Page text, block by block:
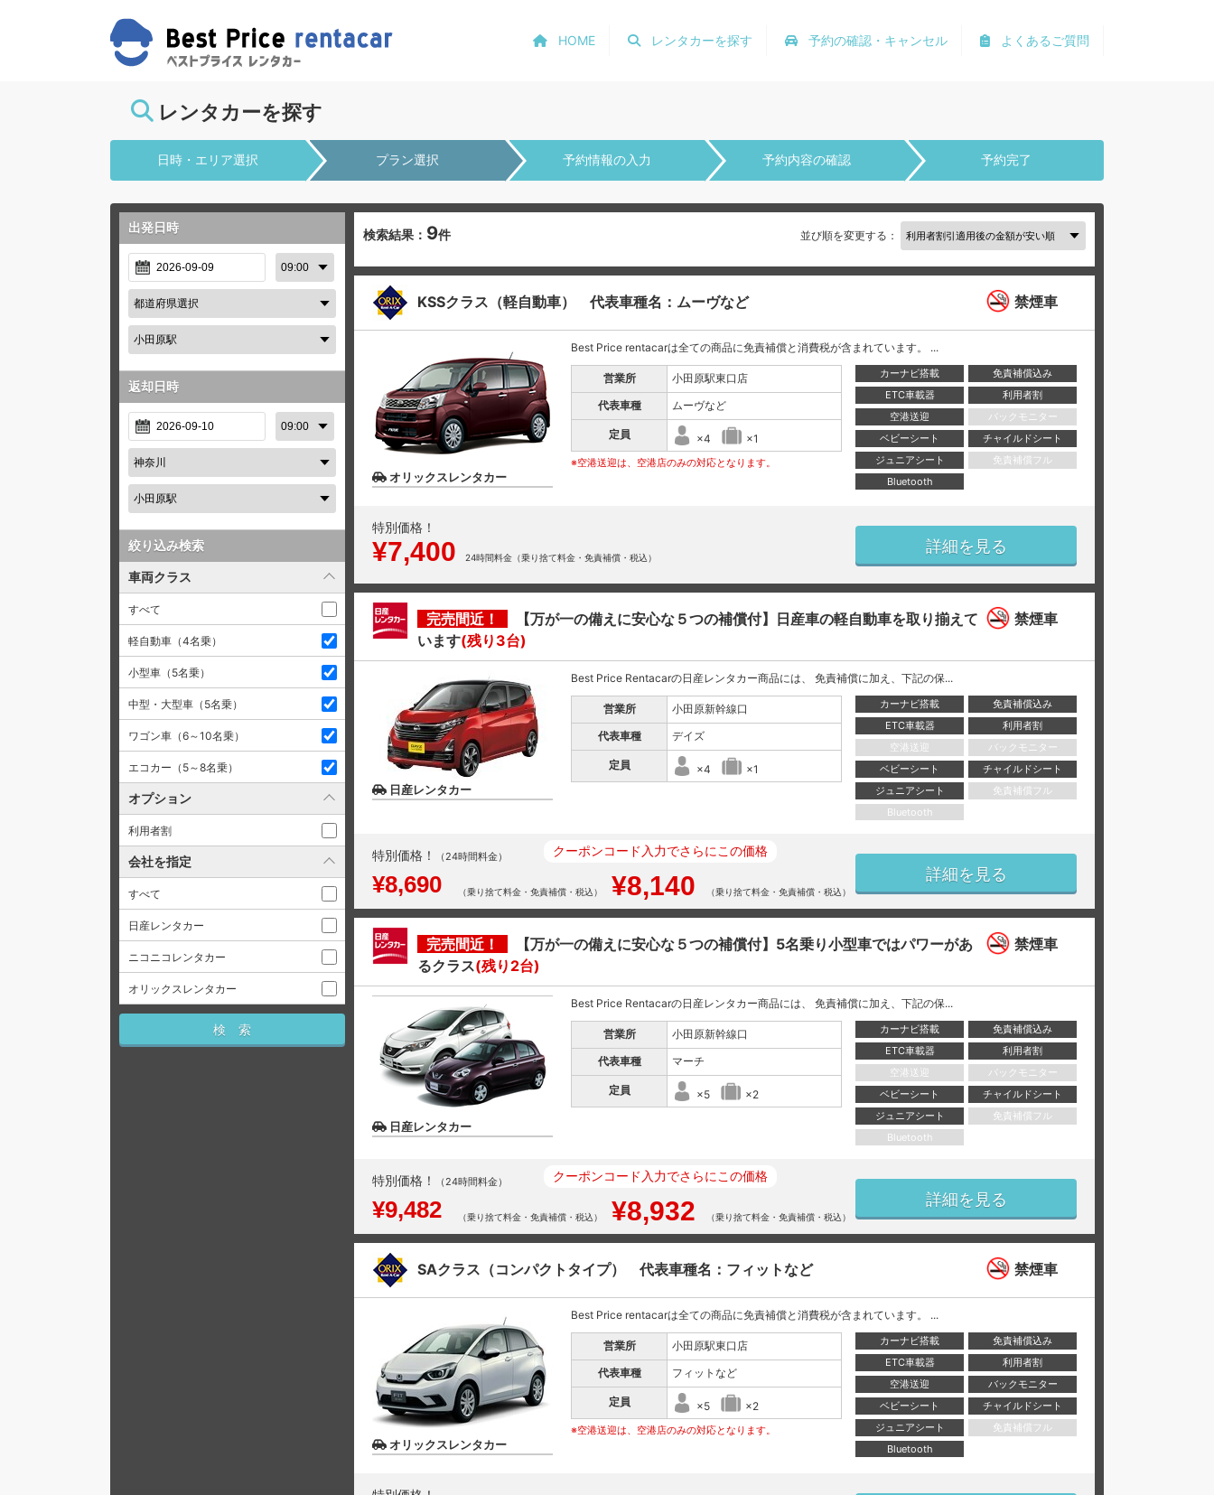
よくあるご質問
予約の確認・キャンセル
レンタカーを探す
HOME
レンタカーを探す
日時・エリア選択 プラン選択 予約情報の入力 予約内容の確認 予約完了
出発日時
返却日時
絞り込み検索
車両クラス
すべて
軽自動車（4名乗）
小型車（5名乗）
中型・大型車（5名乗）
ワゴン車（6～10名乗）
エコカー（5～8名乗）
オプション
利用者割
会社を指定
すべて
日産レンタカー
ニコニコレンタカー
オリックスレンタカー
検索結果： 9件 並び順を変更する：
KSSクラス（軽自動車） 代表車種名：ムーヴなど 禁煙車
オリックスレンタカー
Best Price rentacarは全ての商品に免責補償と消費税が含まれています。 ...
営業所
小田原駅東口店
代表車種
ムーヴなど
定員 ×4 ×1
※空港送迎は、空港店のみの対応となります。
カーナビ搭載
免責補償込み
ETC車載器
利用者割
空港送迎
バックモニター
ベビーシート
チャイルドシート
ジュニアシート
免責補償フル
Bluetooth
特別価格！
¥7,400 24時間料金（乗り捨て料金・免責補償・税込）
詳細を見る
完売間近！
【万が一の備えに安心な５つの補償付】日産車の軽自動車を取り揃えて
います(残り3台)
禁煙車
日産レンタカー
Best Price Rentacarの日産レンタカー商品には、 免責補償に加え、下記の保...
営業所
小田原新幹線口
代表車種
デイズ
定員 ×4 ×1
カーナビ搭載
免責補償込み
ETC車載器
利用者割
空港送迎
バックモニター
ベビーシート
チャイルドシート
ジュニアシート
免責補償フル
Bluetooth
特別価格！ （24時間料金）
¥8,690 （乗り捨て料金・免責補償・税込）
クーポンコード入力でさらにこの価格
¥8,140 （乗り捨て料金・免責補償・税込）
詳細を見る
完売間近！
【万が一の備えに安心な５つの補償付】5名乗り小型車ではパワーがあ
るクラス(残り2台)
禁煙車
日産レンタカー
Best Price Rentacarの日産レンタカー商品には、 免責補償に加え、下記の保...
営業所
小田原新幹線口
代表車種
マーチ
定員 ×5 ×2
カーナビ搭載
免責補償込み
ETC車載器
利用者割
空港送迎
バックモニター
ベビーシート
チャイルドシート
ジュニアシート
免責補償フル
Bluetooth
特別価格！ （24時間料金）
¥9,482 （乗り捨て料金・免責補償・税込）
クーポンコード入力でさらにこの価格
¥8,932 （乗り捨て料金・免責補償・税込）
詳細を見る
SAクラス（コンパクトタイプ） 代表車種名：フィットなど 禁煙車
オリックスレンタカー
Best Price rentacarは全ての商品に免責補償と消費税が含まれています。 ...
営業所
小田原駅東口店
代表車種
フィットなど
定員 ×5 ×2
※空港送迎は、空港店のみの対応となります。
カーナビ搭載
免責補償込み
ETC車載器
利用者割
空港送迎
バックモニター
ベビーシート
チャイルドシート
ジュニアシート
免責補償フル
Bluetooth